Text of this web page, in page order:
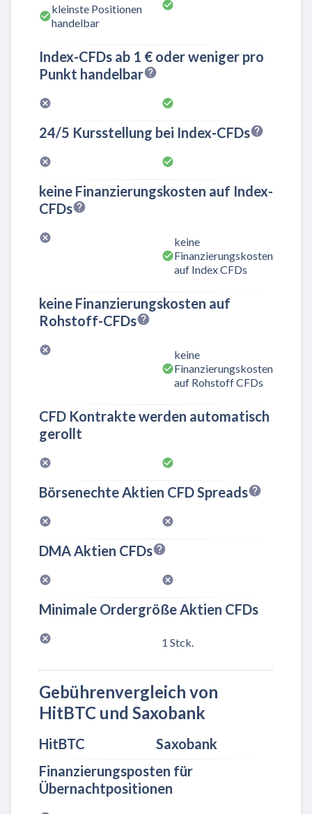
kleinste Positionen
handelbar
Index-CFDs ab 1 € oder weniger pro
Punkt handelbar
24/5 Kursstellung bei Index-CFDs
keine Finanzierungskosten auf Index-
CFDs
keine
Finanzierungskosten
auf Index CFDs
keine Finanzierungskosten auf
Rohstoff-CFDs
keine
Finanzierungskosten
auf Rohstoff CFDs
CFD Kontrakte werden automatisch
gerollt
Börsenechte Aktien CFD Spreads
DMA Aktien CFDs
Minimale Ordergröße Aktien CFDs
1 Stck.
Gebührenvergleich von
HitBTC und Saxobank
HitBTC
Saxobank
Finanzierungsposten für
Übernachtpositionen